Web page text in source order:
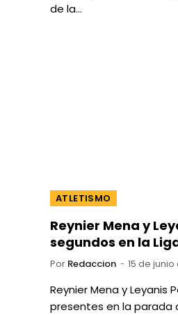
de la…
ATLETISMO
Reynier Mena y
segundos en la
Por Redaccion 15 de
Reynier Mena y Leyanis
presentes en la parada